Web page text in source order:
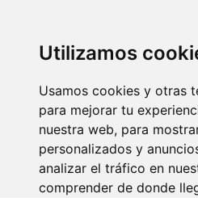
Utilizamos
Usamos cookies y otras
para mejorar tu
nuestra web, para
personalizados y
analizar el tráfico en
comprender de donde
No eres invisible, nosotros
somos tu voz